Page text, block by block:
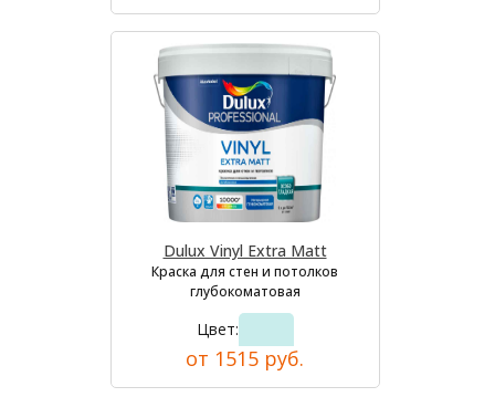
Dulux Vinyl Extra Matt
Краска для стен и потолков
глубокоматовая
Цвет:
от 1515 руб.